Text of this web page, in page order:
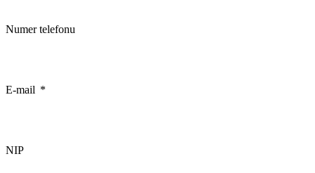
Numer telefonu
E-mail
NIP